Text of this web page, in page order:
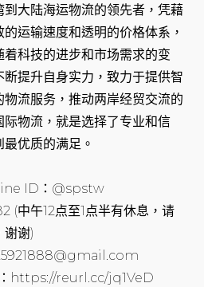
大陆海运物流的领先者，凭藉
运输速度和透明的价格体系，
科技的进步和市场需求的变
提升自身实力，致力于提供智
流服务，推动两岸经贸交流的
物流，就是选择了专业和信
优质的满足。
ID：@spstw
(中午12点至1点半有休息，请
谢谢)
：https://reurl.cc/jq1VeD